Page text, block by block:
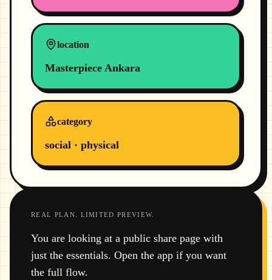
location
Masterpiece Ankara
category
social · physical
REAL PLAN. LIMITED PREVIEW.
You are looking at a public share page with
just the essentials. Open the app if you want
the full flow.